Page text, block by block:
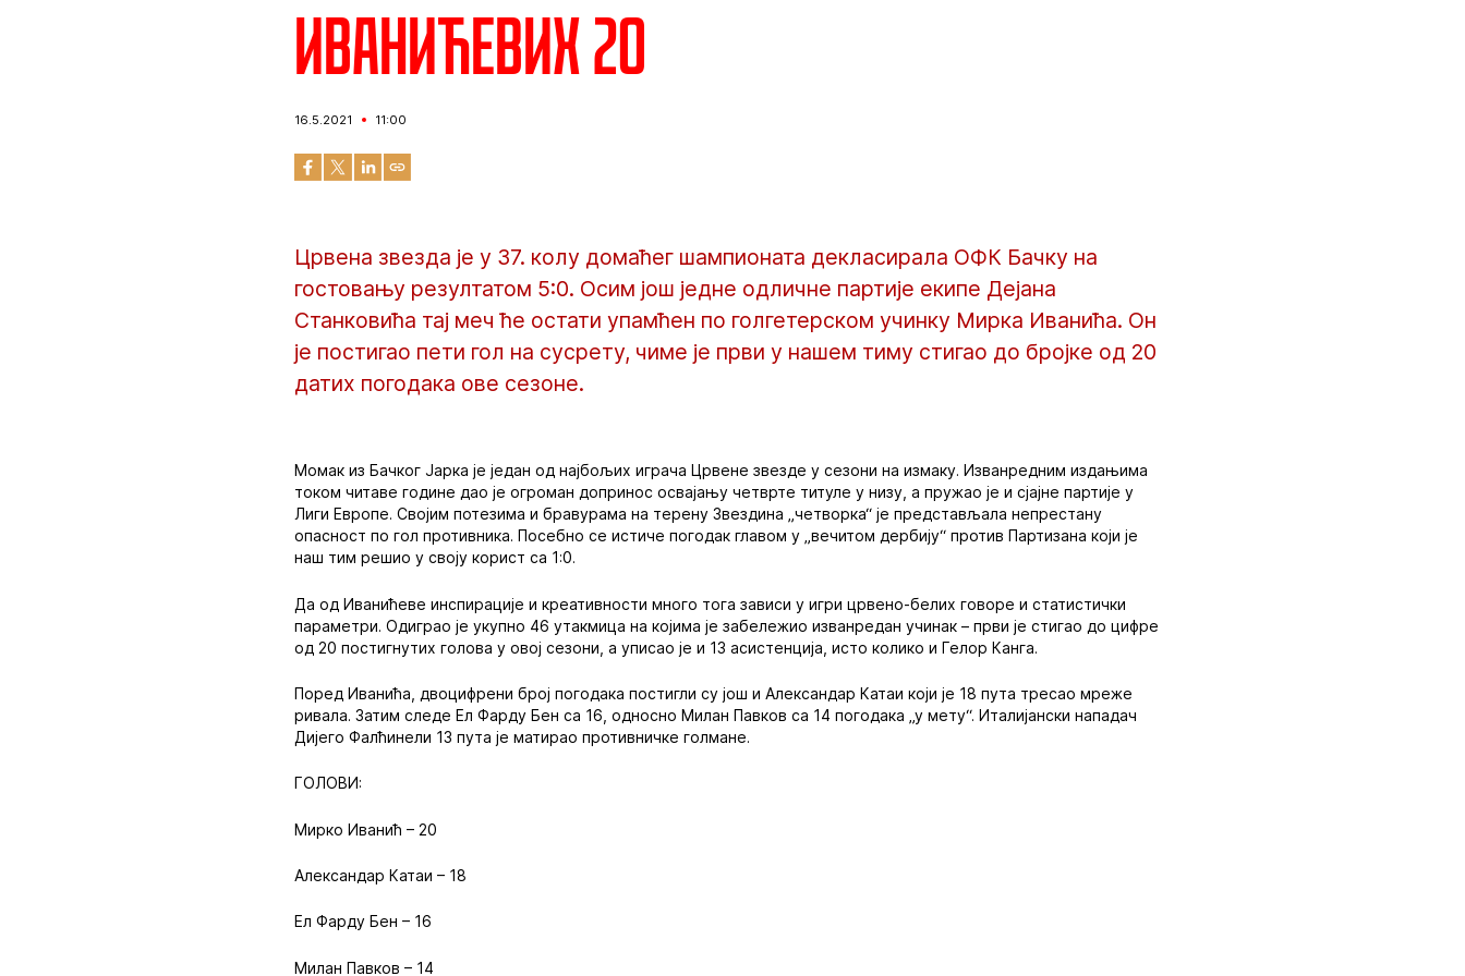
Иванићевих 20
16.5.2021 11:00
Црвена звезда је у 37. колу домаћег шампионата декласирала ОФК Бачку на
гостовању резултатом 5:0. Осим још једне одличне партије екипе Дејана
Станковића тај меч ће остати упамћен по голгетерском учинку Мирка Иванића. Он
је постигао пети гол на сусрету, чиме је први у нашем тиму стигао до бројке од 20
датих погодака ове сезоне.
Момак из Бачког Јарка је један од најбољих играча Црвене звезде у сезони на измаку. Изванредним издањима
током читаве године дао је огроман допринос освајању четврте титуле у низу, а пружао је и сјајне партије у
Лиги Европе. Својим потезима и бравурама на терену Звездина „четворка“ је представљала непрестану
опасност по гол противника. Посебно се истиче погодак главом у „вечитом дербију“ против Партизана који је
наш тим решио у своју корист са 1:0.
Да од Иванићеве инспирације и креативности много тога зависи у игри црвено-белих говоре и статистички
параметри. Одиграо је укупно 46 утакмица на којима је забележио изванредан учинак – први је стигао до цифре
од 20 постигнутих голова у овој сезони, а уписао је и 13 асистенција, исто колико и Гелор Канга.
Поред Иванића, двоцифрени број погодака постигли су још и Александар Катаи који је 18 пута тресао мреже
ривала. Затим следе Ел Фарду Бен са 16, односно Милан Павков са 14 погодака „у мету“. Италијански нападач
Дијего Фалћинели 13 пута је матирао противничке голмане.
ГОЛОВИ:
Мирко Иванић – 20
Александар Катаи – 18
Ел Фарду Бен – 16
Милан Павков – 14